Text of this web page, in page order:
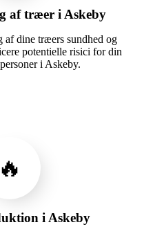
af træer i Askeby
af dine træers sundhed og
potentielle risici for din
i Askeby.
🔥
i Askeby